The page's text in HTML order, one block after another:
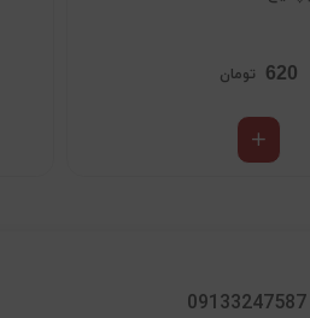
620 تومان
09133247587